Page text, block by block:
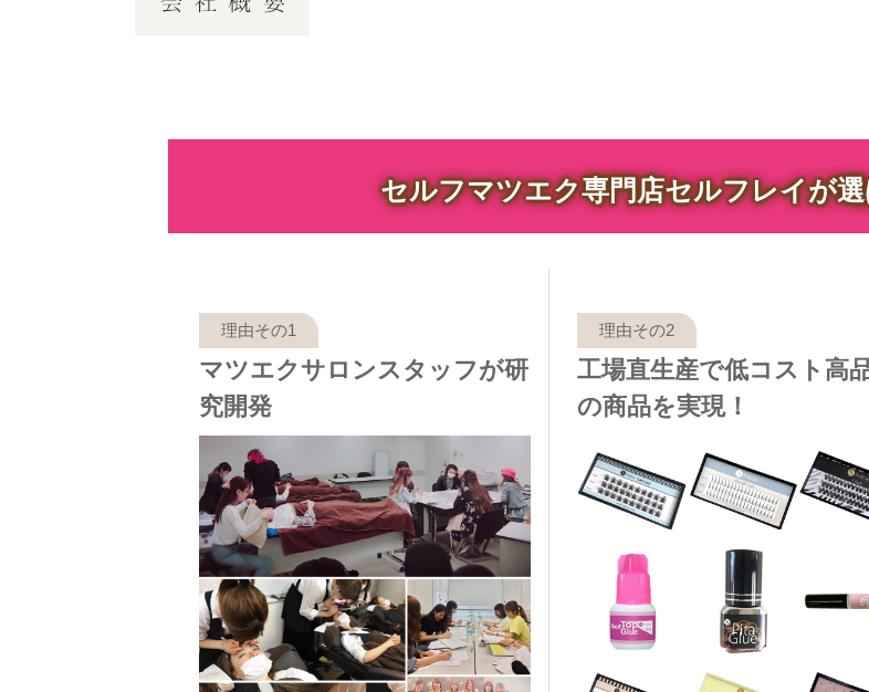
セルフマツエク専門店セルフレイが
マツエクサロンスタッフが研
究開発
工場直生産で低コスト高
の商品を実現！